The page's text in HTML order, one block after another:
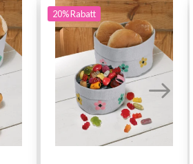
20%Rabatt